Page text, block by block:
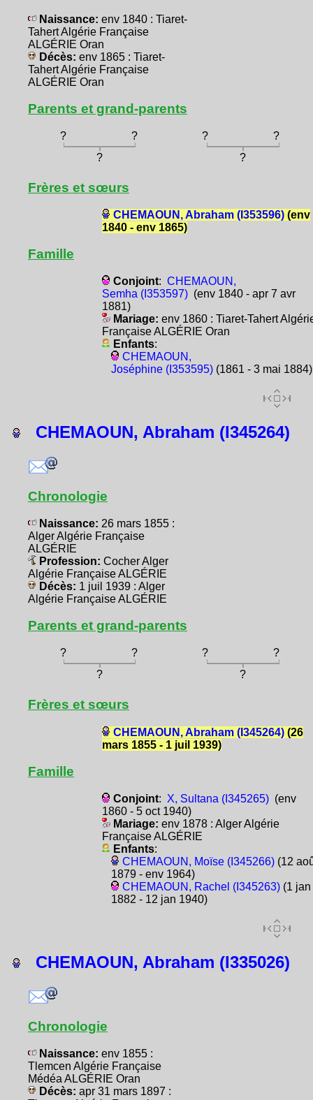
Naissance: env 1840 : Tiaret-
Tahert Algérie Française
ALGÉRIE Oran
Décès: env 1865 : Tiaret-
Tahert Algérie Française
ALGÉRIE Oran
Parents et grand-parents
? ? ?
?
?
?
Frères et sœurs
CHEMAOUN, Abraham (I353596)(env
1840 - env 1865)
Famille
Conjoint: CHEMAOUN,
Semha (I353597)(env 1840 - apr 7 avr
1881)
Mariage: env 1860 : Tiaret-Tahert
Française ALGÉRIE Oran
Enfants:
CHEMAOUN,
Joséphine (I353595)(1861 - 3 mai 1884)
CHEMAOUN, Abraham (I345264)
Chronologie
Naissance: 26 mars 1855 :
Alger Algérie Française
ALGÉRIE
Profession: Cocher Alger
Algérie Française ALGÉRIE
Décès: 1 juil 1939 : Alger
Algérie Française ALGÉRIE
Parents et grand-parents
? ? ?
?
?
?
Frères et sœurs
CHEMAOUN, Abraham (I345264)(26
mars 1855 - 1 juil 1939)
Famille
Conjoint: X, Sultana (I345265)(env
1860 - 5 oct 1940)
Mariage: env 1878 : Alger Algérie
Française ALGÉRIE
Enfants:
CHEMAOUN, Moïse (I345266)(12
1879 - env 1964)
CHEMAOUN, Rachel (I345263)(1 jan
1882 - 12 jan 1940)
CHEMAOUN, Abraham (I335026)
Chronologie
Naissance: env 1855 :
Tlemcen Algérie Française
Médéa ALGÉRIE Oran
Décès: apr 31 mars 1897 :